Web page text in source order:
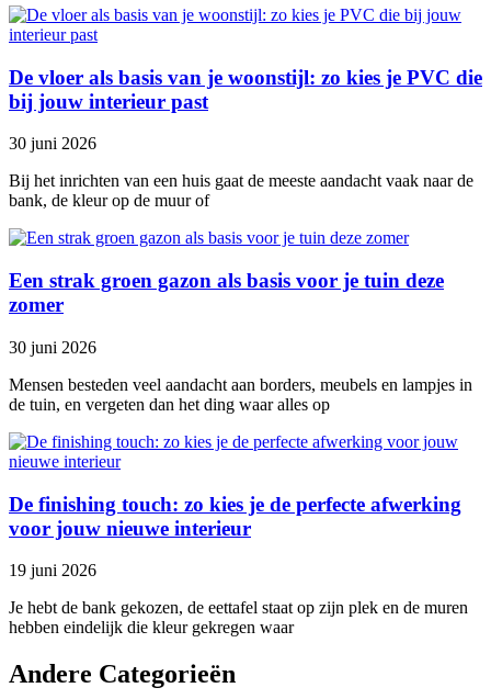
De vloer als basis van je woonstijl: zo kies je PVC die
bij jouw interieur past
30 juni 2026
Bij het inrichten van een huis gaat de meeste aandacht vaak naar de
bank, de kleur op de muur of
Een strak groen gazon als basis voor je tuin deze
zomer
30 juni 2026
Mensen besteden veel aandacht aan borders, meubels en lampjes in
de tuin, en vergeten dan het ding waar alles op
De finishing touch: zo kies je de perfecte afwerking
voor jouw nieuwe interieur
19 juni 2026
Je hebt de bank gekozen, de eettafel staat op zijn plek en de muren
hebben eindelijk die kleur gekregen waar
Andere Categorieën